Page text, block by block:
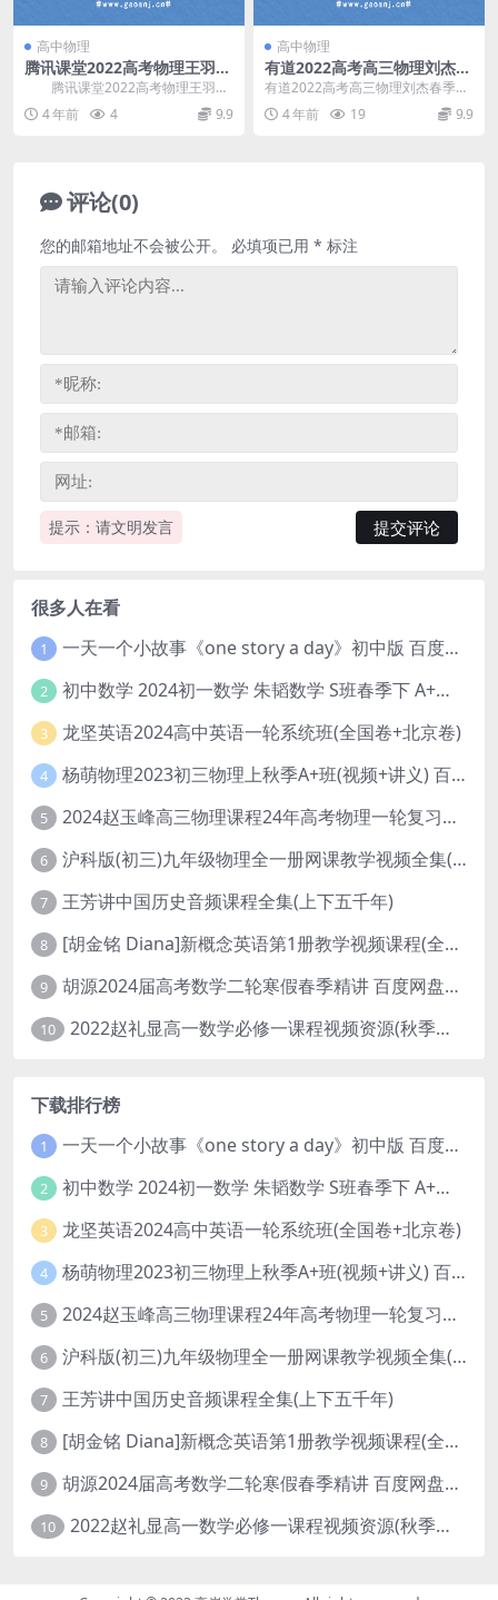
高中物理
腾讯课堂2022高考物理王羽基
础知识巩固卷 百度网盘分享
腾讯课堂2022高考物理王羽基
础知识巩固卷 ，精心汇编有针对性
实战套卷，百度...
4 年前 4 9.9
高中物理
有道2022高考高三物理刘杰春
季目标班 百度网盘分享
有道2022高考高三物理刘杰春季目
标班，百度网盘高考物理复习课程
4.67G高清视...
4 年前 19 9.9
评论(0)
提示：请文明发言
您的邮箱地址不会被公开。 必填项已用 * 标注
很多人在看
1 一天一个小故事《one story a day》初中版 百度网盘分享下载
2 初中数学 2024初一数学 朱韬数学 S班春季下 A+班春季下 百度云网盘
3 龙坚英语2024高中英语一轮系统班(全国卷+北京卷)
4 杨萌物理2023初三物理上秋季A+班(视频+讲义) 百度网盘分享
5 2024赵玉峰高三物理课程24年高考物理一轮复习网课教程
6 沪科版(初三)九年级物理全一册网课教学视频全集(录播版 杜春雨 66讲)
7 王芳讲中国历史音频课程全集(上下五千年)
8 [胡金铭 Diana]新概念英语第1册教学视频课程(全集 百度网盘下载)
9 胡源2024届高考数学二轮寒假春季精讲 百度网盘分享
10 2022赵礼显高一数学必修一课程视频资源(秋季班 含讲义)百度网盘云
下载排行榜
1 一天一个小故事《one story a day》初中版 百度网盘分享下载
2 初中数学 2024初一数学 朱韬数学 S班春季下 A+班春季下 百度云网盘
3 龙坚英语2024高中英语一轮系统班(全国卷+北京卷)
4 杨萌物理2023初三物理上秋季A+班(视频+讲义) 百度网盘分享
5 2024赵玉峰高三物理课程24年高考物理一轮复习网课教程
6 沪科版(初三)九年级物理全一册网课教学视频全集(录播版 杜春雨 66讲)
7 王芳讲中国历史音频课程全集(上下五千年)
8 [胡金铭 Diana]新概念英语第1册教学视频课程(全集 百度网盘下载)
9 胡源2024届高考数学二轮寒假春季精讲 百度网盘分享
10 2022赵礼显高一数学必修一课程视频资源(秋季班 含讲义)百度网盘云